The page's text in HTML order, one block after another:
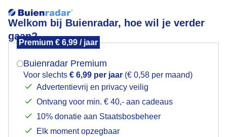
Welkom bij Buienradar, hoe wil je verder
gaan?
Premium € 6,99 / jaar
Buienradar Premium
Voor slechts € 6,99 per jaar (€ 0,58 per maand)
Advertentievrij en privacy veilig
Ontvang voor min. € 40,- aan cadeaus
10% donatie aan Staatsbosbeheer
Elk moment opzegbaar
Zon en wolken.
Mogen we je locatie gebruiken voor het
Indien je hier nog geen akkoord op hebt gegeven,
verschijnt er zo een pop-up uit je browser waarin